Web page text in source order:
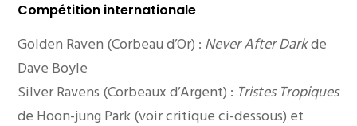
Compétition internationale
Golden Raven (Corbeau d’Or) : Never After Darkde
Dave Boyle
Silver Ravens (Corbeaux d’Argent) : Tristes Tropiques
de Hoon-jung Park (voir critique ci-dessous) et